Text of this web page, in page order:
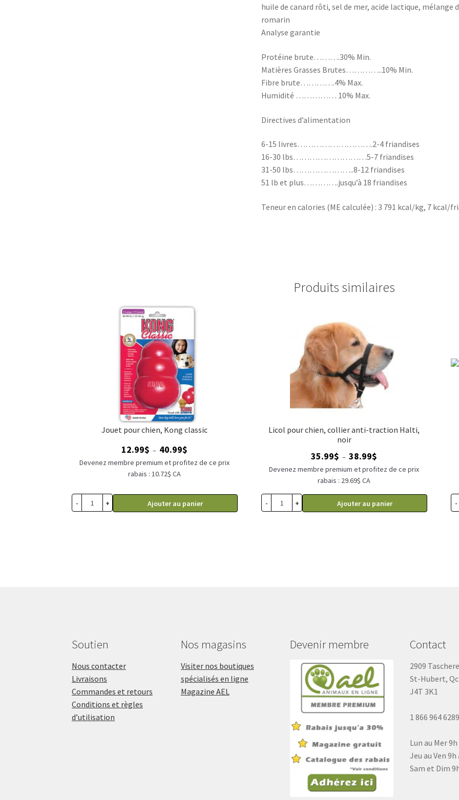
huile de canard rôti, sel de mer, acide lactique,
romarin
Analyse garantie
Protéine brute……….30% Min.
Matières Grasses Brutes…………..10% Min.
Fibre brute………….4% Max.
Humidité …………… 10% Max.
Directives d’alimentation
6-15 livres……………………….2-4 friandises
16-30 lbs………………………5-7 friandises
31-50 lbs…………………..8-12 friandises
51 lb et plus………….jusqu’à 18 friandises
Teneur en calories (ME calculée) : 3 791 kcal/kg, 7 kcal/
Produits similaires
Jouet pour chien, Kong classic
12.99$ – 40.99$
de
à
40.99$
Devenez membre premium et profitez de ce prix
rabais : 10.72$ CA
- + Ajouter au panier
Licol pour chien, collier anti-traction Halti,
noir
35.99$ – 38.99$
de
38.99$
Devenez membre premium et profitez de ce prix
rabais : 29.69$ CA
- + Ajouter au panier -
Soutien
Nous contacter
Livraisons
Commandes et retours
Conditions et règles
d’utilisation
Nos magasins
Visiter nos boutiques
spécialisés en ligne
Magazine AEL
Devenir membre Contact
2909
St-Hubert, Qc
J4T 3K1
1 866 964 6289
Lun au Mer 9h
Jeu au Ven 9h
Sam et Dim